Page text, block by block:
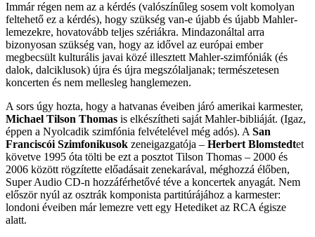
Immár régen nem az a kérdés (valószínűleg sosem volt komolyan
feltehető ez a kérdés), hogy szükség van-e újabb és újabb Mahler-
lemezekre, hovatovább teljes szériákra. Mindazonáltal arra
bizonyosan szükség van, hogy az idővel az európai ember
megbecsült kulturális javai közé illesztett Mahler-szimfóniák (és
dalok, dalciklusok) újra és újra megszólaljanak; természetesen
koncerten és nem mellesleg hanglemezen.
A sors úgy hozta, hogy a hatvanas éveiben járó amerikai karmester,
Michael Tilson Thomas is elkészítheti saját Mahler-bibliáját. (Igaz,
éppen a Nyolcadik szimfónia felvételével még adós). ASan
Franciscói Szimfonikusok zeneigazgatója – Herbert Blomstedtet
követve 1995 óta tölti be ezt a posztot Tilson Thomas – 2000 és
2006 között rögzítette előadásait zenekarával, méghozzá élőben,
Super Audio CD-n hozzáférhetővé téve a koncertek anyagát. Nem
először nyúl az osztrák komponista partitúrájához a karmester:
londoni éveiben már lemezre vett egy Hetediket az RCA égisze
alatt.